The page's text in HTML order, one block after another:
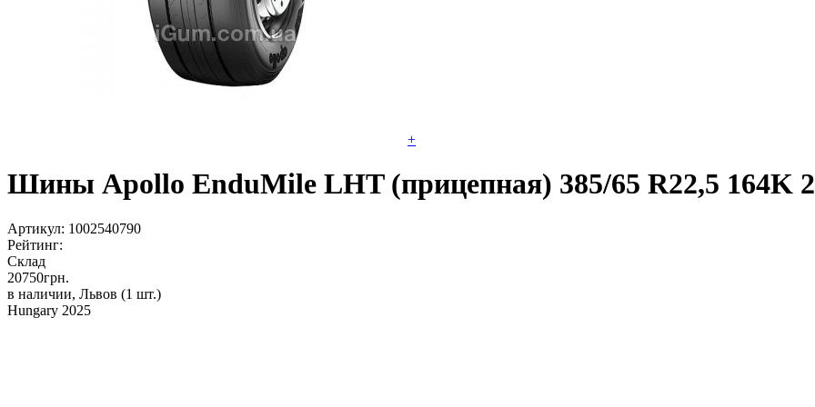
+
Шины Apollo EnduMile LHT (прицепная) 385/65 R22,5 164K
Артикул: 1002540790
Рейтинг:
Склад
20750грн.
в наличии, Львов (1 шт.)
Hungary 2025